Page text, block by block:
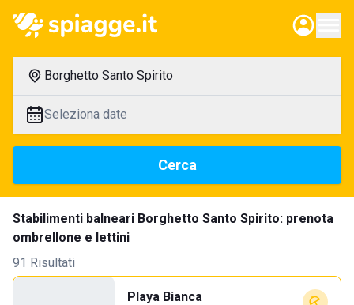
Borghetto Santo Spirito
Seleziona date
Cerca
Stabilimenti balneari Borghetto Santo Spirito: prenota
ombrellone e lettini
91 Risultati
Playa Bianca